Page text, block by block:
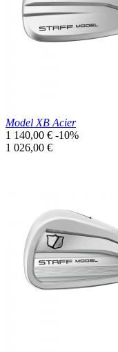
Model XB Acier
Prix
de
1 140,00 € -10%
Prix
1 026,00 €
Prix réduit
Aperçu rapide